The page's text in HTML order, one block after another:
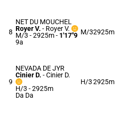
8
NET DU MOUCHEL
Royer V. - Royer V.
M/3 - 2925m- 1'17"9
9a
M/32925m
9
NEVADA DE JYR
Cinier D. -Cinier D.
H/3 - 2925m
Da Da
H/32925m